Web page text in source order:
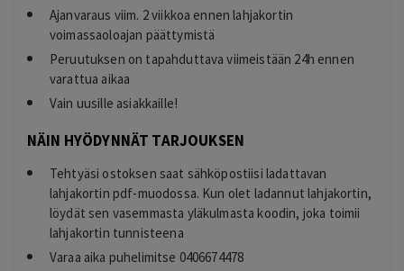
Ajanvaraus viim. 2 viikkoa ennen lahjakortin
voimassaoloajan päättymistä
Peruutuksen on tapahduttava viimeistään 24h ennen
varattua aikaa
Vain uusille asiakkaille!
NÄIN HYÖDYNNÄT TARJOUKSEN
Tehtyäsi ostoksen saat sähköpostiisi ladattavan
lahjakortin pdf-muodossa. Kun olet ladannut lahjakortin,
löydät sen vasemmasta yläkulmasta koodin, joka toimii
lahjakortin tunnisteena
Varaa aika puhelimitse 0406674478